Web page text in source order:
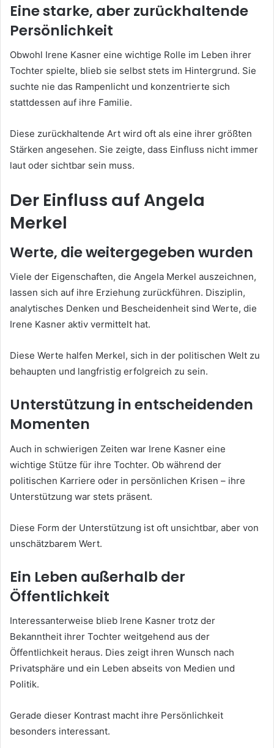
Eine starke, aber zurückhaltende
Persönlichkeit
Obwohl Irene Kasner eine wichtige Rolle im Leben ihrer
Tochter spielte, blieb sie selbst stets im Hintergrund. Sie
suchte nie das Rampenlicht und konzentrierte sich
stattdessen auf ihre Familie.
Diese zurückhaltende Art wird oft als eine ihrer größten
Stärken angesehen. Sie zeigte, dass Einfluss nicht immer
laut oder sichtbar sein muss.
Der Einfluss auf Angela
Merkel
Werte, die weitergegeben wurden
Viele der Eigenschaften, die Angela Merkel auszeichnen,
lassen sich auf ihre Erziehung zurückführen. Disziplin,
analytisches Denken und Bescheidenheit sind Werte, die
Irene Kasner aktiv vermittelt hat.
Diese Werte halfen Merkel, sich in der politischen Welt zu
behaupten und langfristig erfolgreich zu sein.
Unterstützung in entscheidenden
Momenten
Auch in schwierigen Zeiten war Irene Kasner eine
wichtige Stütze für ihre Tochter. Ob während der
politischen Karriere oder in persönlichen Krisen – ihre
Unterstützung war stets präsent.
Diese Form der Unterstützung ist oft unsichtbar, aber von
unschätzbarem Wert.
Ein Leben außerhalb der
Öffentlichkeit
Interessanterweise blieb Irene Kasner trotz der
Bekanntheit ihrer Tochter weitgehend aus der
Öffentlichkeit heraus. Dies zeigt ihren Wunsch nach
Privatsphäre und ein Leben abseits von Medien und
Politik.
Gerade dieser Kontrast macht ihre Persönlichkeit
besonders interessant.